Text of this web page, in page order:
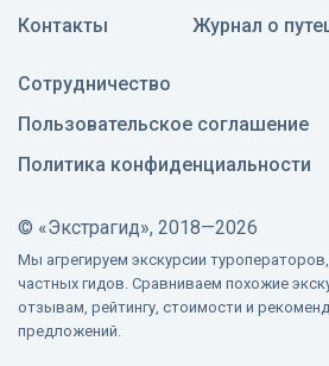
Контакты
Журнал о
Сотрудничество
Пользовательское соглашение
Политика конфиденциальности
© «Экстрагид», 2018—2026
Мы агрегируем экскурсии
частных гидов. Сравниваем похожие
отзывам, рейтингу, стоимости и
предложений.